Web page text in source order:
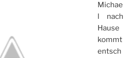
Michae
l nach
Hause
kommt
entsch